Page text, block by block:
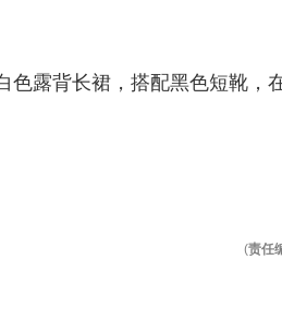
露背长裙，搭配黑色短靴，
(责任